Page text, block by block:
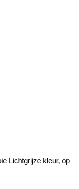
Lichtgrijze kleur, op